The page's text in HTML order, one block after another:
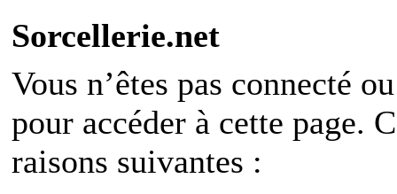
Sorcellerie.net
Vous n’êtes pas connecté
pour accéder à cette page.
raisons suivantes :